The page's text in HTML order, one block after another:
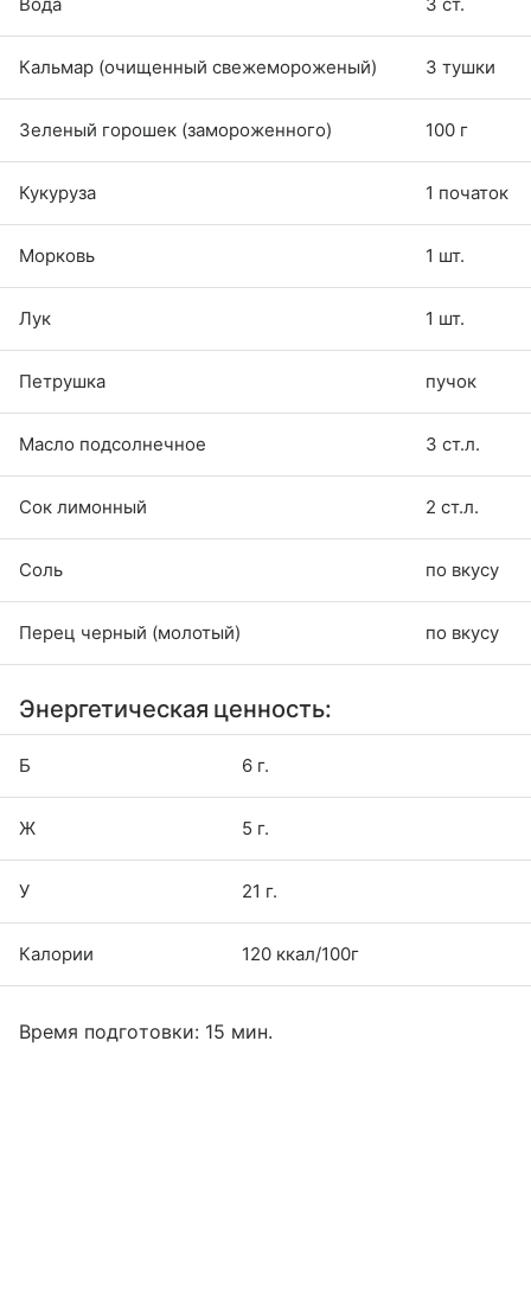
Кальмар (очищенный свежемороженый) 3 тушки
Зеленый горошек (замороженного) 100 г
Кукуруза 1 початок
Морковь 1 шт.
Лук 1 шт.
Петрушка пучок
Масло подсолнечное 3 ст.л.
Сок лимонный 2 ст.л.
Соль по вкусу
Перец черный (молотый) по вкусу
Энергетическая ценность:
Б 6 г.
Ж 5 г.
У 21 г.
Калории 120 ккал/100г
Время подготовки: 15 мин.